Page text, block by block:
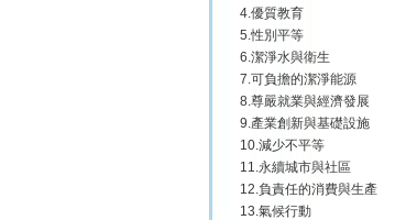
4.優質教育
5.性別平等
6.潔淨水與衛生
7.可負擔的潔淨能源
8.尊嚴就業與經濟發展
9.產業創新與基礎設施
10.減少不平等
11.永續城市與社區
12.負責任的消費與生產
13.氣候行動